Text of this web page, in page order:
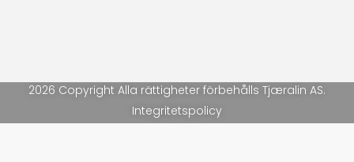
2026 Copyright Alla rättigheter förbehålls Tjæralin AS.
Integritetspolicy